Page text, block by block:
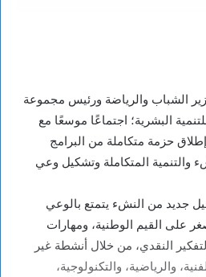
الشباب والرياضة ورئيس مجموعة
البشرية؛ اجتماعًا موسعًا مع
حزمة متكاملة من البرامج
والتنمية المتكاملة وتشكيل وعي
جديد من النشء يتمتع بالوعي
على القيم الوطنية، ومهارات
النقدي، من خلال أنشطة غير
والرياضية، والتكنولوجية،